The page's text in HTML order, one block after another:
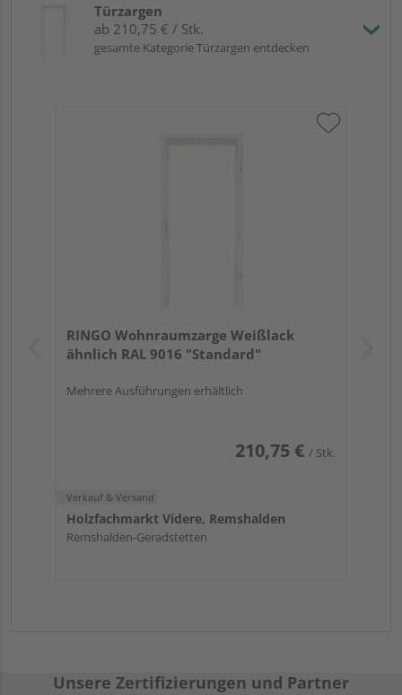
Türzargen
ab 210,75 € / Stk.
gesamte Kategorie Türzargen entdecken
RINGO Wohnraumzarge Weißlack
ähnlich RAL 9016 "Standard"
Mehrere Ausführungen erhältlich
210,75 € / Stk.
Verkauf & Versand
Holzfachmarkt Videre, Remshalden
Remshalden-Geradstetten
Unsere Zertifizierungen und Partner